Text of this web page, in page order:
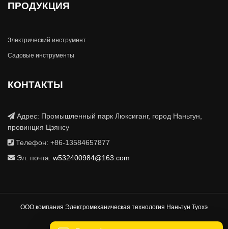
ПРОДУКЦИЯ
Злектрический инструмент
Садовые инструменты
КОНТАКТЫ
Адрес: Промышленный парк Люксиганг, город Наньтун,
провинция Цзянсу
Телефон: +86-13584657877
Эл. почта: w532400984@163.com
ООО компания Электромеханическая технология Наньтун Туохэ